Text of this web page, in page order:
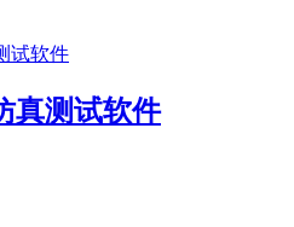
真测试软件